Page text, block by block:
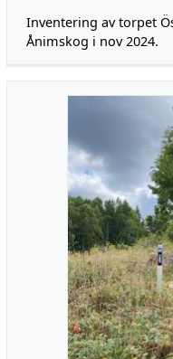
Inventering av torpet
Ånimskog i nov 2024.